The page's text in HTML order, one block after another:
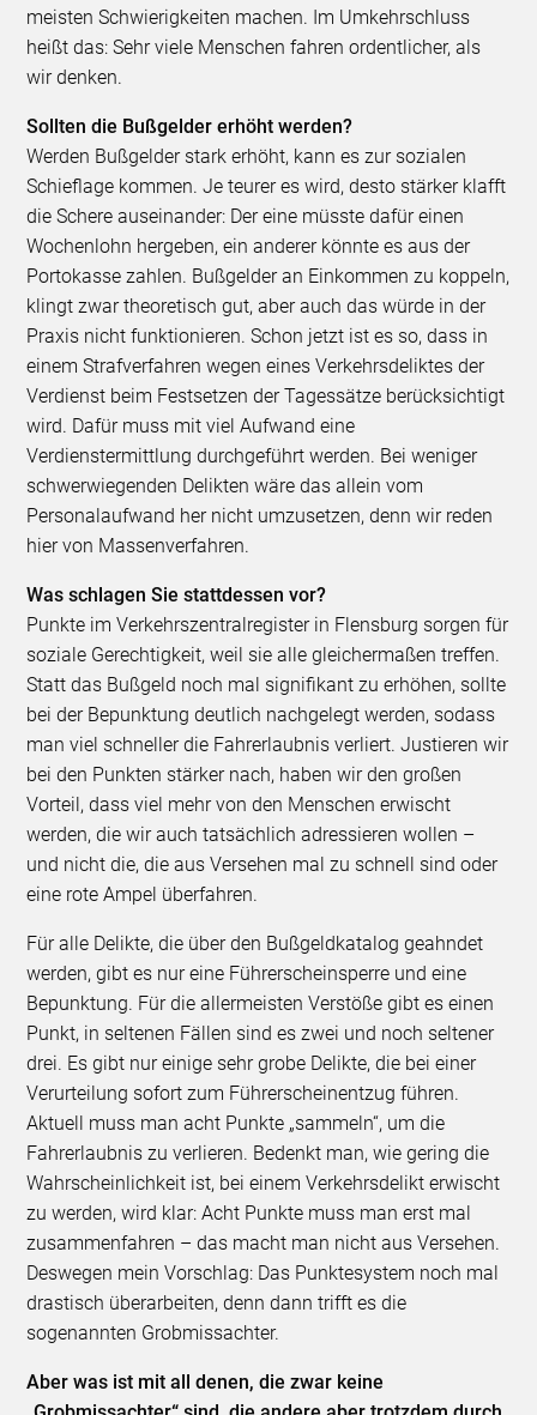
meisten Schwierigkeiten machen. Im Umkehrschluss
heißt das: Sehr viele Menschen fahren ordentlicher, als
wir denken.
Sollten die Bußgelder erhöht werden?
Werden Bußgelder stark erhöht, kann es zur sozialen
Schieflage kommen. Je teurer es wird, desto stärker klafft
die Schere auseinander: Der eine müsste dafür einen
Wochenlohn hergeben, ein anderer könnte es aus der
Portokasse zahlen. Bußgelder an Einkommen zu koppeln,
klingt zwar theoretisch gut, aber auch das würde in der
Praxis nicht funktionieren. Schon jetzt ist es so, dass in
einem Strafverfahren wegen eines Verkehrsdeliktes der
Verdienst beim Festsetzen der Tagessätze berücksichtigt
wird. Dafür muss mit viel Aufwand eine
Verdienstermittlung durchgeführt werden. Bei weniger
schwerwiegenden Delikten wäre das allein vom
Personalaufwand her nicht umzusetzen, denn wir reden
hier von Massenverfahren.
Was schlagen Sie stattdessen vor?
Punkte im Verkehrszentralregister in Flensburg sorgen für
soziale Gerechtigkeit, weil sie alle gleichermaßen treffen.
Statt das Bußgeld noch mal signifikant zu erhöhen, sollte
bei der Bepunktung deutlich nachgelegt werden, sodass
man viel schneller die Fahrerlaubnis verliert. Justieren wir
bei den Punkten stärker nach, haben wir den großen
Vorteil, dass viel mehr von den Menschen erwischt
werden, die wir auch tatsächlich adressieren wollen –
und nicht die, die aus Versehen mal zu schnell sind oder
eine rote Ampel überfahren.
Für alle Delikte, die über den Bußgeldkatalog geahndet
werden, gibt es nur eine Führerscheinsperre und eine
Bepunktung. Für die allermeisten Verstöße gibt es einen
Punkt, in seltenen Fällen sind es zwei und noch seltener
drei. Es gibt nur einige sehr grobe Delikte, die bei einer
Verurteilung sofort zum Führerscheinentzug führen.
Aktuell muss man acht Punkte „sammeln“, um die
Fahrerlaubnis zu verlieren. Bedenkt man, wie gering die
Wahrscheinlichkeit ist, bei einem Verkehrsdelikt erwischt
zu werden, wird klar: Acht Punkte muss man erst mal
zusammenfahren – das macht man nicht aus Versehen.
Deswegen mein Vorschlag: Das Punktesystem noch mal
drastisch überarbeiten, denn dann trifft es die
sogenannten Grobmissachter.
Aber was ist mit all denen, die zwar keine